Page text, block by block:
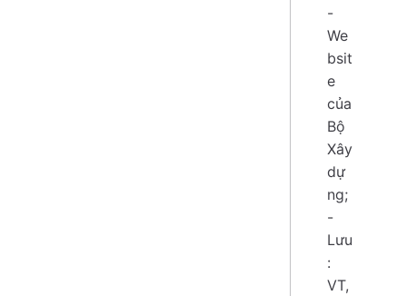
-
We
bsit
e
của
Bộ
Xây
dự
ng;
-
Lưu
:
VT,